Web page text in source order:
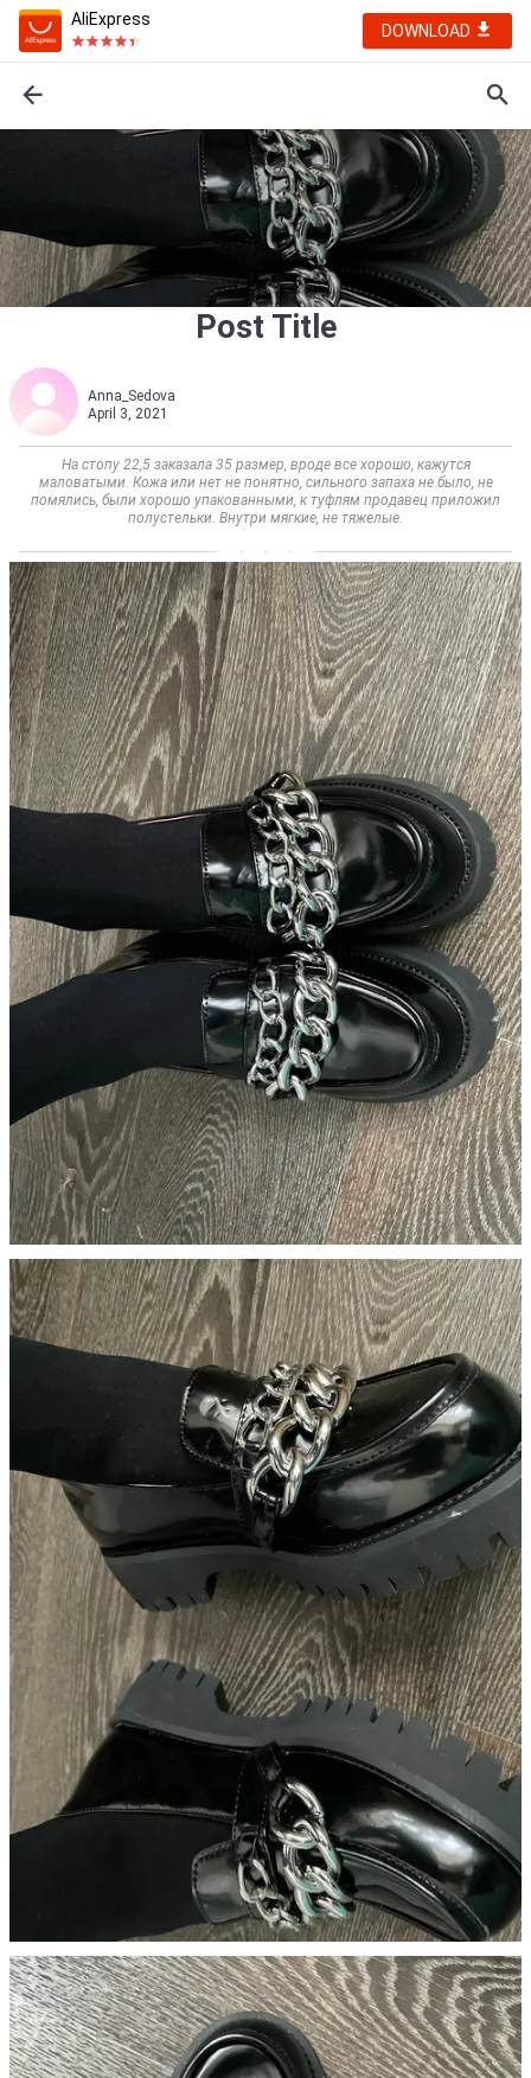
AliExpress
DOWNLOAD
Post Title
Anna_Sedova
April 3, 2021
На стопу 22,5 заказала 35 размер, вроде все хорошо, кажутся
маловатыми. Кожа или нет не понятно, сильного запаха не было, не
помялись, были хорошо упакованными, к туфлям продавец приложил
полустельки. Внутри мягкие, не тяжелые.